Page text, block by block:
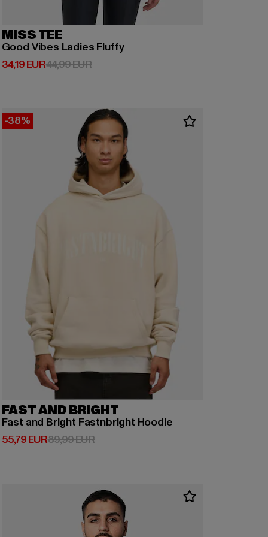
MISS TEE
Good Vibes Ladies Fluffy
34,19 EUR
Derzeitiger Preis: 34,19 EUR
44,99 EURAktionspreis: 44,99 EUR
-38%
FAST AND BRIGHT
Fast and Bright Fastnbright Hoodie
55,79 EUR
Derzeitiger Preis: 55,79 EUR
89,99 EURAktionspreis: 89,99 EUR